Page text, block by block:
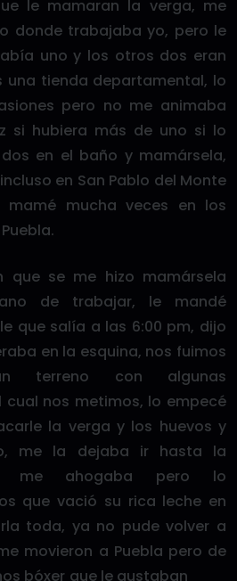
le mamaran la verga, me
donde trabajaba yo, pero le
uno y los otros dos eran
una tienda departamental, lo
pero no me animaba
si hubiera más de uno si lo
en el baño y mamársela,
en San Pablo del Monte
mucha veces en los
que se me hizo mamársela
de trabajar, le mandé
que salía a las 6:00 pm, dijo
en la esquina, nos fuimos
terreno con algunas
cual nos metimos, lo empecé
la verga y los huevos y
me la dejaba ir hasta la
me ahogaba pero lo
que vació su rica leche en
toda, ya no pude volver a
movieron a Puebla pero de
bóxer que le gustaban